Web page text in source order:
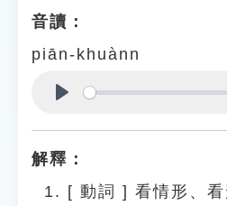
遊戲專區
貓頭鷹博士
音讀：
piān-khuànn
解釋：
[ 動詞 ] 看情形、看